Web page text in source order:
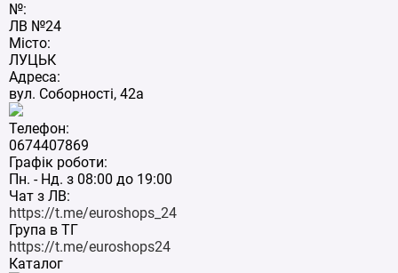
№:
ЛВ №24
Місто:
ЛУЦЬК
Адреса:
вул. Соборності, 42а
Телефон:
0674407869
Графік роботи:
Пн. - Нд. з 08:00 до 19:00
Чат з ЛВ:
https://t.me/euroshops_24
Група в ТГ
https://t.me/euroshops24
Каталог